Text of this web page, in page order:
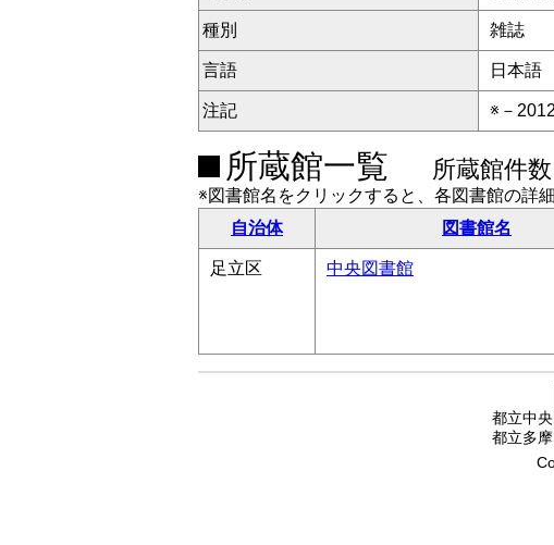
種別 雑誌
言語 日本語
注記 ※－
所蔵館一覧 所蔵館件数
※図書館名をクリックすると、各図書館の詳
自治体
図書館名
足立区 中央図書館
都立中
都立多